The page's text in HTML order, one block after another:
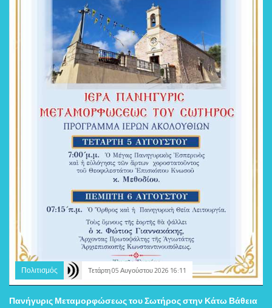
Πολιτισμός Τετάρτη 05 Αυγούστου 2026 16:11
Πανήγυρις Μεταμορφώσεως του Σωτήρος στην Κάτω Βάθεια